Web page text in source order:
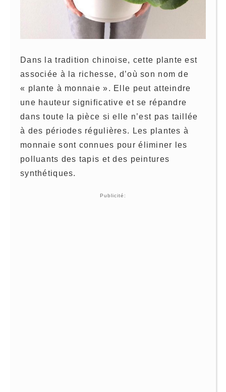
Dans la tradition chinoise, cette plante est
associée à la richesse, d’où son nom de
« plante à monnaie ». Elle peut atteindre
une hauteur significative et se répandre
dans toute la pièce si elle n’est pas taillée
à des périodes régulières. Les plantes à
monnaie sont connues pour éliminer les
polluants des tapis et des peintures
synthétiques.
Publicité: